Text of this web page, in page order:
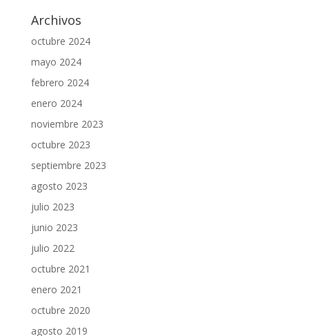
Archivos
octubre 2024
mayo 2024
febrero 2024
enero 2024
noviembre 2023
octubre 2023
septiembre 2023
agosto 2023
julio 2023
junio 2023
julio 2022
octubre 2021
enero 2021
octubre 2020
agosto 2019